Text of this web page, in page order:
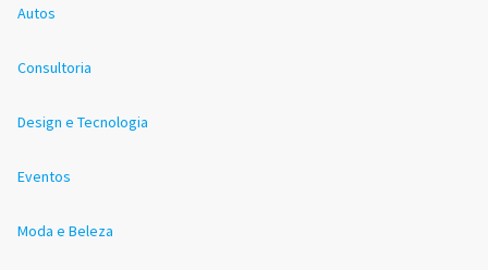
Autos
Consultoria
Design e Tecnologia
Eventos
Moda e Beleza